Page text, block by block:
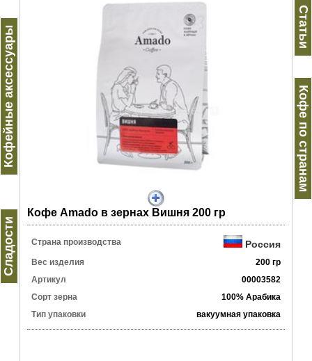
Кофейные аксессуары
Сладости
Кофе Amado в зернах Вишня 200 гр
Страна производства Россия
Вес изделия
200 гр
Артикул
00003582
Сорт зерна
100% Арабика
Тип упаковки
вакуумная упаковка
Статьи
Кофе по странам